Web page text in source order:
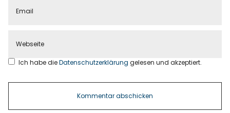
Ich habe dieDatenschutzerklärunggelesen und akzeptiert.